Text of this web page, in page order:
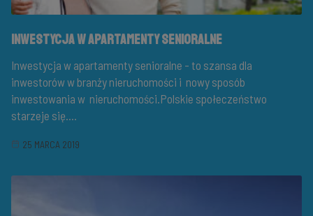
Inwestycja w apartamenty senioralne
Inwestycja w apartamenty senioralne - to szansa dla
inwestorów w branży nieruchomości i nowy sposób
inwestowania w nieruchomości.Polskie społeczeństwo
starzeje się....
25 MARCA 2019